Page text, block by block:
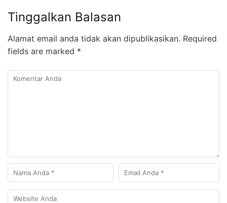
Tinggalkan Balasan
Alamat email anda tidak akan dipublikasikan. Required
fields are marked *